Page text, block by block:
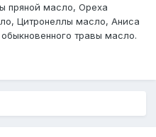
пряной масло, Ореха
Цитронеллы масло, Аниса
травы масло.